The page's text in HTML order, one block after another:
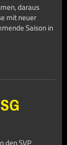
daraus
mit neuer
Saison in